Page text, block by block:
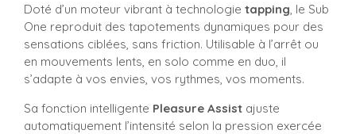
Doté d’un moteur vibrant à technologie tapping, le Sub
One reproduit des tapotements dynamiques pour des
sensations ciblées, sans friction. Utilisable à l’arrêt ou
en mouvements lents, en solo comme en duo, il
s’adapte à vos envies, vos rythmes, vos moments.
Sa fonction intelligente Pleasure Assist ajuste
automatiquement l’intensité selon la pression exercée